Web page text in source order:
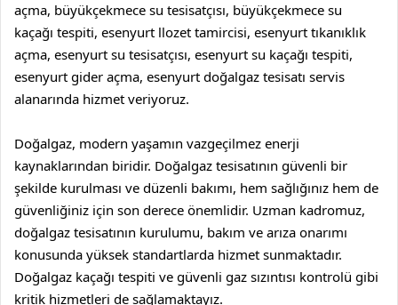
açma, büyükçekmece su tesisatçısı, büyükçekmece su
kaçağı tespiti, esenyurt llozet tamircisi, esenyurt tıkanıklık
açma, esenyurt su tesisatçısı, esenyurt su kaçağı tespiti,
esenyurt gider açma, esenyurt doğalgaz tesisatı servis
alanarında hizmet veriyoruz.
Doğalgaz, modern yaşamın vazgeçilmez enerji
kaynaklarından biridir. Doğalgaz tesisatının güvenli bir
şekilde kurulması ve düzenli bakımı, hem sağlığınız hem de
güvenliğiniz için son derece önemlidir. Uzman kadromuz,
doğalgaz tesisatının kurulumu, bakım ve arıza onarımı
konusunda yüksek standartlarda hizmet sunmaktadır.
Doğalgaz kaçağı tespiti ve güvenli gaz sızıntısı kontrolü gibi
kritik hizmetleri de sağlamaktayız.